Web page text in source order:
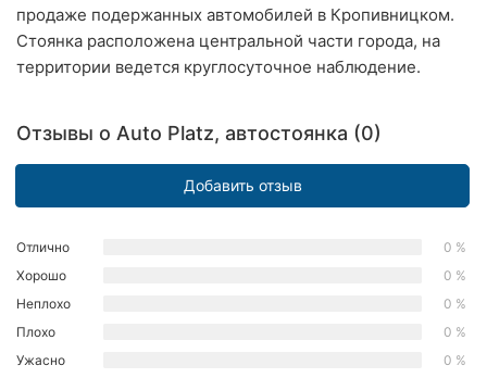
Одесса
Киев
Львов
Николаев
продаже подержанных автомобилей в Кропивницком.
Стоянка расположена центральной части города, на
территории ведется круглосуточное наблюдение.
Отзывы о Auto Platz, автостоянка (0)
Добавить отзыв
Отлично
0 %
Хорошо
0 %
Неплохо
0 %
Плохо
0 %
Ужасно
0 %